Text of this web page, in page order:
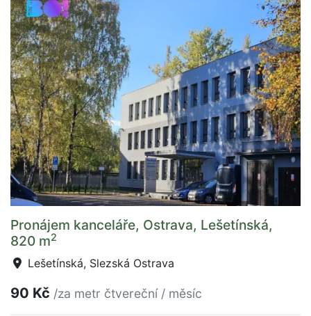
Pronájem kanceláře, Ostrava, Lešetínská,
820 m2
Lešetínská, Slezská Ostrava
90 Kč /za metr čtvereční / měsíc